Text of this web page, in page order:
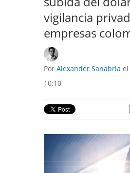
vigilancia
empresas
Por Alexander Sanabria el
10:10